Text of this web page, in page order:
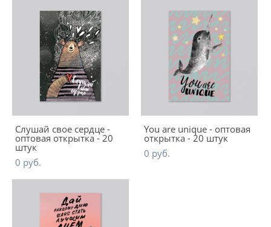
Слушай свое сердце -
оптовая открытка - 20
штук
0 pуб.
You are unique - оптовая
открытка - 20 штук
0 pуб.